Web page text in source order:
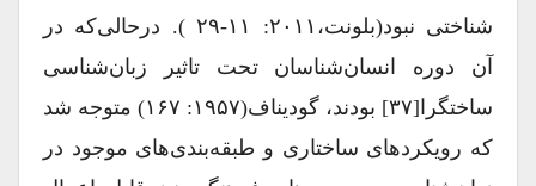
شناختی نبود(بلونت،۲۰۱۱: ۱۱-۲۹ ). درحالی‌که در
آن دوره انسان‌شناسان تحت تاثیر زبان‌شناسی
ساختگرا[۳۷] بودند، گودیناف(۱۹۵۷: ۱۶۷) متوجه شد
که رویکردهای ساختاری و طبقه‌بندی‌های موجود در